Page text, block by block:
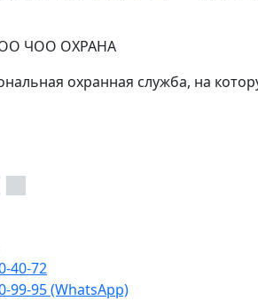
ЧОО ОХРАНА
охранная служба, на
40-72
99-95 (WhatsApp)